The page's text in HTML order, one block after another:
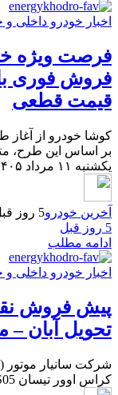
اخبار خودرو داخلی
قیمت قطعی
یکشنبه ۱۱ مرداد ۱۴۰۵ با مراجعه به
آخرین خودرو5 روز قبل
5 روز قبل
ادامه مطلب
اخبار خودرو داخلی
تحویل آبان –
شرکت سانیار موتور
کراس اوور تیسان S05 را برای مرداد ۱۴۰۵ اعلام کرد.